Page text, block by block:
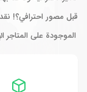
قبل مصور احترافي؟!
الموجودة على المتاجر